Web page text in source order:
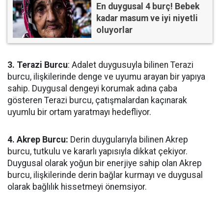
En duygusal 4 burç! Bebek
kadar masum ve iyi niyetli
oluyorlar
3. Terazi Burcu: Adalet duygusuyla bilinen Terazi
burcu, ilişkilerinde denge ve uyumu arayan bir yapıya
sahip. Duygusal dengeyi korumak adına çaba
gösteren Terazi burcu, çatışmalardan kaçınarak
uyumlu bir ortam yaratmayı hedefliyor.
4. Akrep Burcu: Derin duygularıyla bilinen Akrep
burcu, tutkulu ve kararlı yapısıyla dikkat çekiyor.
Duygusal olarak yoğun bir enerjiye sahip olan Akrep
burcu, ilişkilerinde derin bağlar kurmayı ve duygusal
olarak bağlılık hissetmeyi önemsiyor.